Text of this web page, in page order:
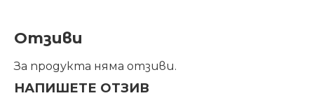
Отзиви
За продукта няма отзиви.
НАПИШЕТЕ ОТЗИВ